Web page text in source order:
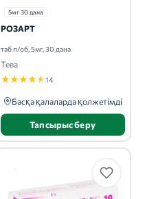
5мг 30 дана
РОЗАРТ
таб п/об, 5мг, 30 дана
Тева
★★★★★14
Басқа қалаларда қолжетімді
Тапсырыс беру